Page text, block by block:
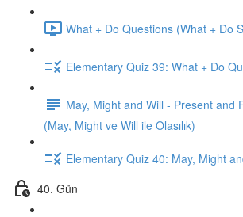
What + Do Questions (What + Do
Elementary Quiz 39: What + Do
May, Might and Will - Present and
(May, Might ve Will ile Olasılık)
Elementary Quiz 40: May, Might
40. Gün